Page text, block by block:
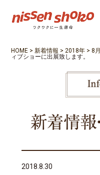
HOME >新着情報 >2018年 >8月
ィブショーに出展致します。
2018.8.30